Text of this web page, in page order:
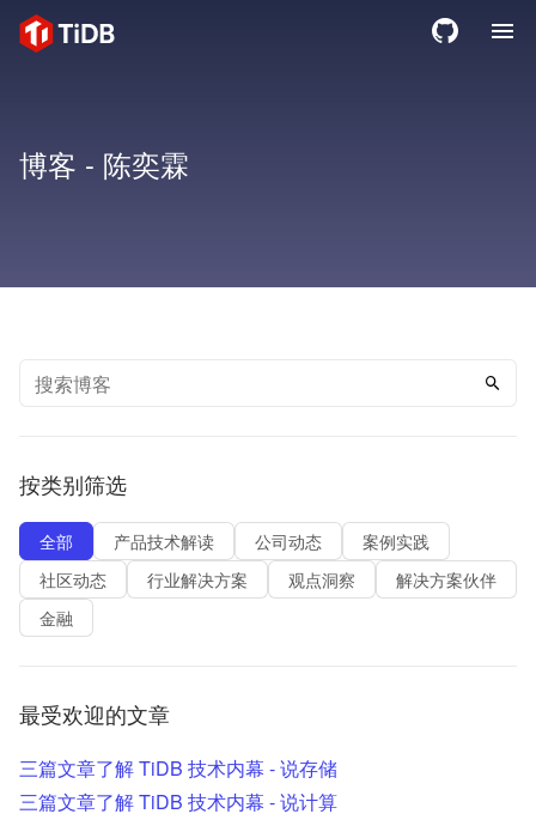
服务与支持
商业产品及服务
TiDB 社区支持
学习与社区
PingCAP Education
TiDB 社区
语言
英文
免费试用
博客 - 陈奕霖
按类别筛选
全部 产品技术解读 公司动态
案例实践
社区动态
行业解决方案 观点洞察
解决方案伙伴
金融
最受欢迎的文章
三篇文章了解 TiDB 技术内幕 - 说存储
三篇文章了解 TiDB 技术内幕 - 说计算